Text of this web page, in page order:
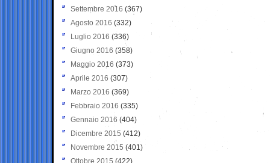
Settembre 2016 (367)
Agosto 2016 (332)
Luglio 2016 (336)
Giugno 2016 (358)
Maggio 2016 (373)
Aprile 2016 (307)
Marzo 2016 (369)
Febbraio 2016 (335)
Gennaio 2016 (404)
Dicembre 2015 (412)
Novembre 2015 (401)
Ottobre 2015 (422)